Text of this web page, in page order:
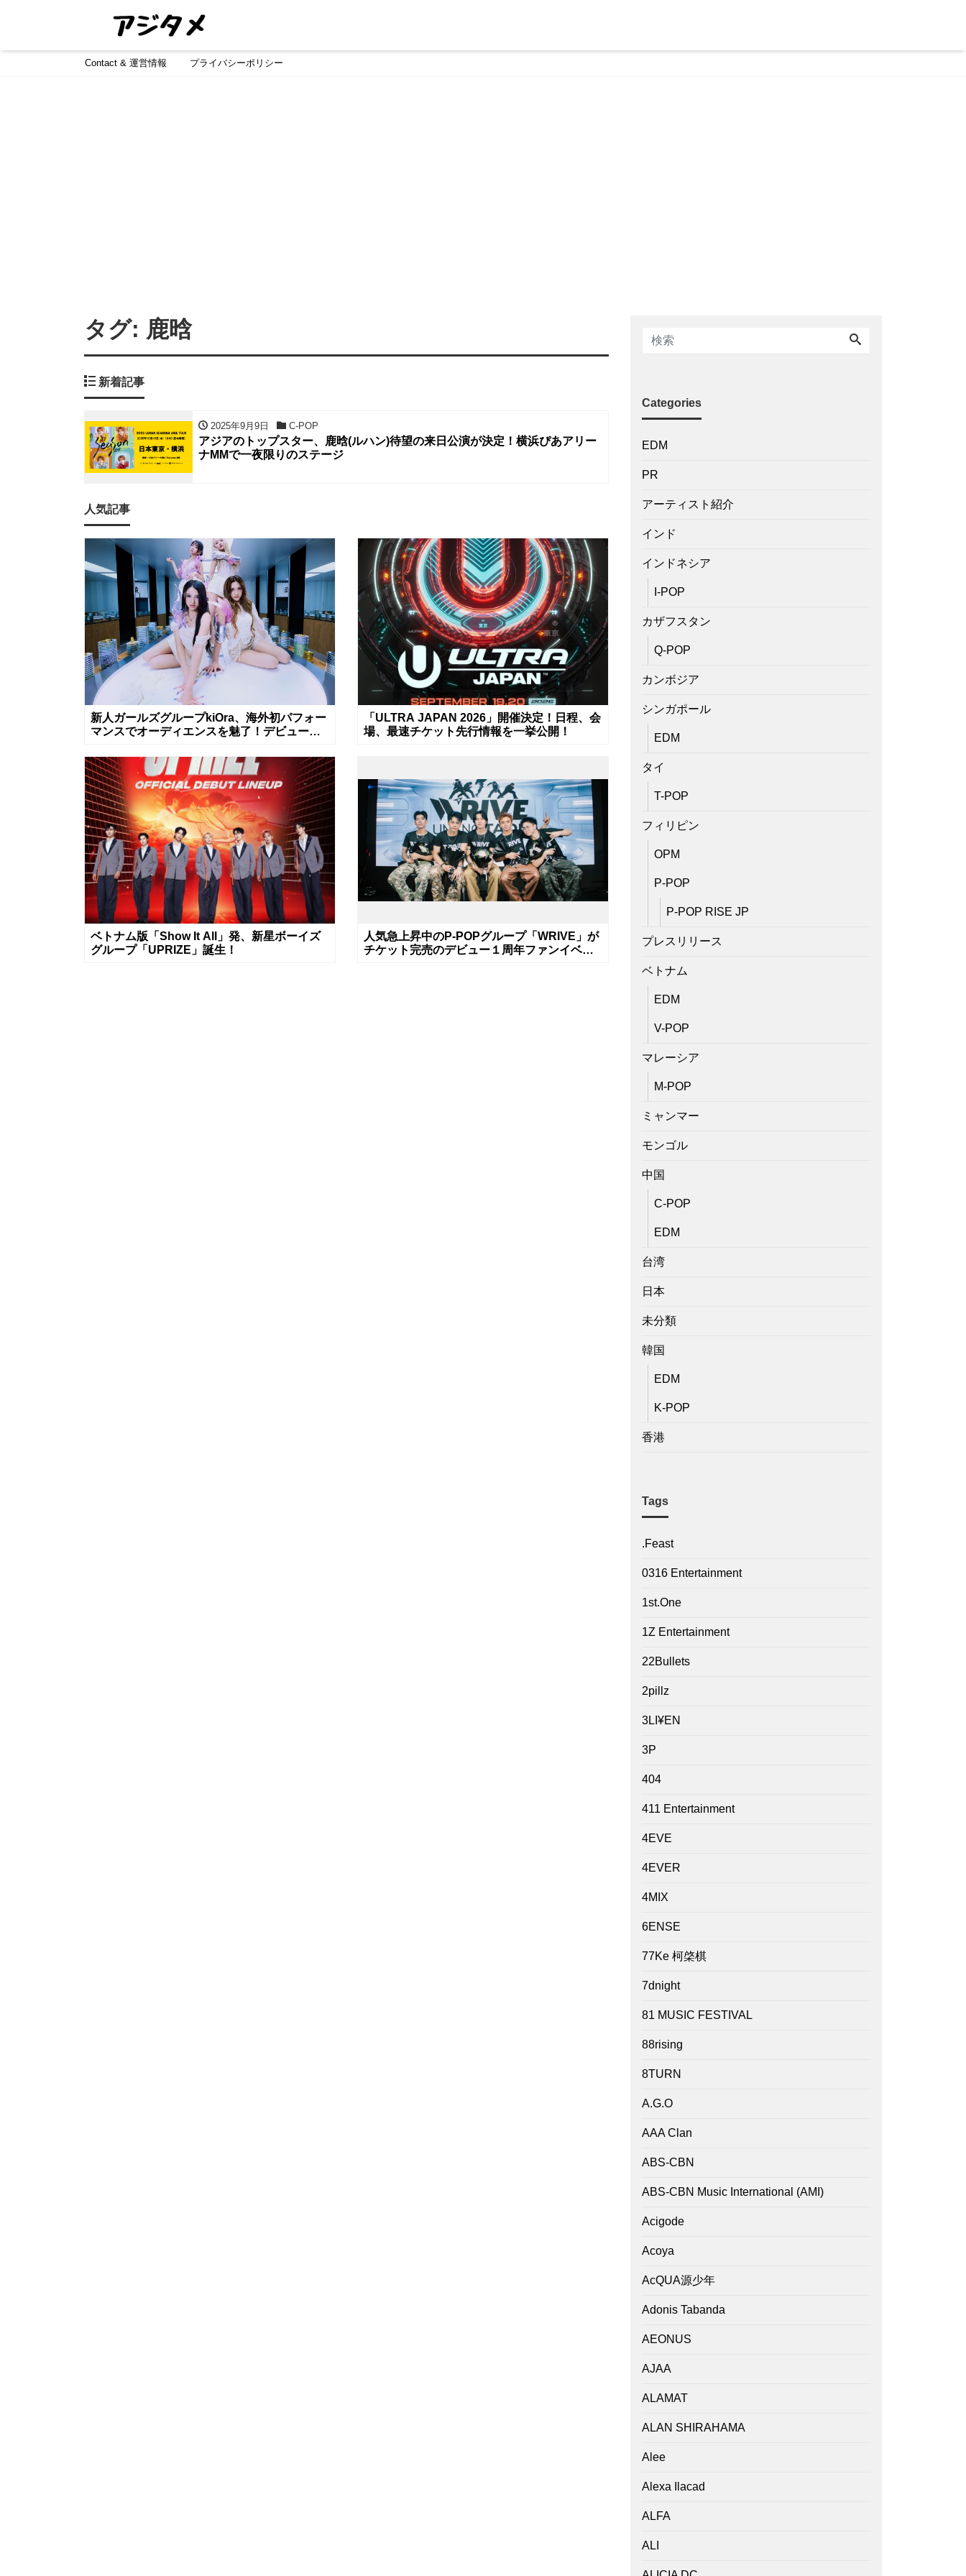
Contact & 運営情報 プライバシーポリシー
タグ: 鹿晗
新着記事
2025年9月9日 C-POP
アジアのトップスター、鹿晗(ルハン)待望の来日公演が決定！横浜ぴあアリー
ナMMで一夜限りのステージ
人気記事
新人ガールズグループkiOra、海外初パフォー
マンスでオーディエンスを魅了！デビュー曲
「ULTRA JAPAN 2026」開催決定！日程、会
場、最速チケット先行情報を一挙公開！
ベトナム版「Show It All」発、新星ボーイズ
グループ「UPRIZE」誕生！
人気急上昇中のP-POPグループ「WRIVE」が
チケット完売のデビュー１周年ファンイベン
Categories
EDM
PR
アーティスト紹介
インド
インドネシア
I-POP
カザフスタン
Q-POP
カンボジア
シンガポール
EDM
タイ
T-POP
フィリピン
OPM
P-POP
P-POP RISE JP
プレスリリース
ベトナム
EDM
V-POP
マレーシア
M-POP
ミャンマー
モンゴル
中国
C-POP
EDM
台湾
日本
未分類
韓国
EDM
K-POP
香港
Tags
.Feast
0316 Entertainment
1st.One
1Z Entertainment
22Bullets
2pillz
3LI¥EN
3P
404
411 Entertainment
4EVE
4EVER
4MIX
6ENSE
77Ke 柯棨棋
7dnight
81 MUSIC FESTIVAL
88rising
8TURN
A.G.O
AAA Clan
ABS-CBN
ABS-CBN Music International (AMI)
Acigode
Acoya
AcQUA源少年
Adonis Tabanda
AEONUS
AJAA
ALAMAT
ALAN SHIRAHAMA
Alee
Alexa Ilacad
ALFA
ALI